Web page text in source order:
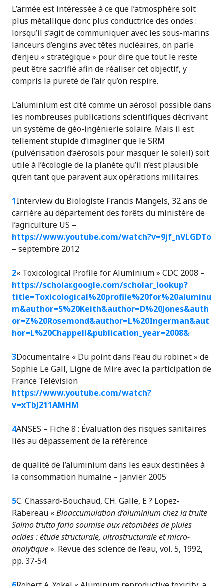
L’armée est intéressée à ce que l’atmosphère soit
plus métallique donc plus conductrice des ondes :
lorsqu’il s’agit de communiquer avec les sous-marins
lanceurs d’engins avec têtes nucléaires, on parle
d’enjeu « stratégique » pour dire que tout le reste
peut être sacrifié afin de réaliser cet objectif, y
compris la pureté de l’air qu’on respire.
L’aluminium est cité comme un aérosol possible dans
les nombreuses publications scientifiques décrivant
un système de géo-ingénierie solaire. Mais il est
tellement stupide d’imaginer que le SRM
(pulvérisation d’aérosols pour masquer le soleil) soit
utile à l’écologie de la planète qu’il n’est plausible
qu’en tant que paravent aux opérations militaires.
1Interview du Biologiste Francis Mangels, 32 ans de
carrière au département des forêts du ministère de
l’agriculture US –
https://www.youtube.com/watch?v=9jf_nVLGDTo
– septembre 2012
2« Toxicological Profile for Aluminium » CDC 2008 –
https://scholar.google.com/scholar_lookup?
title=Toxicological%20profile%20for%20aluminu
m&author=S%20Keith&author=D%20Jones&auth
or=Z%20Rosemond&author=L%20Ingerman&aut
hor=L%20Chappell&publication_year=2008&
3Documentaire « Du point dans l’eau du robinet » de
Sophie Le Gall, Ligne de Mire avec la participation de
France Télévision
https://www.youtube.com/watch?
v=xTbJ211AMHM
4ANSES – Fiche 8 : Évaluation des risques sanitaires
liés au dépassement de la référence
de qualité de l’aluminium dans les eaux destinées à
la consommation humaine – janvier 2005
5C. Chassard-Bouchaud, CH. Galle, E ? Lopez-
Rabereau «Bioaccumulation d’aluminium chez la truite
Salmo trutta fario soumise aux retombées de pluies
acides : étude structurale, ultrastructurale et micro-
analytique». Revue des science de l’eau, vol. 5, 1992,
pp. 37-54.